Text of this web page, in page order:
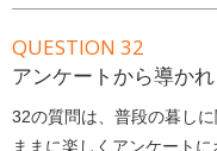
QUESTION 32
アンケートから導か
32の質問は、普段の暮し
ままに楽しくアンケート